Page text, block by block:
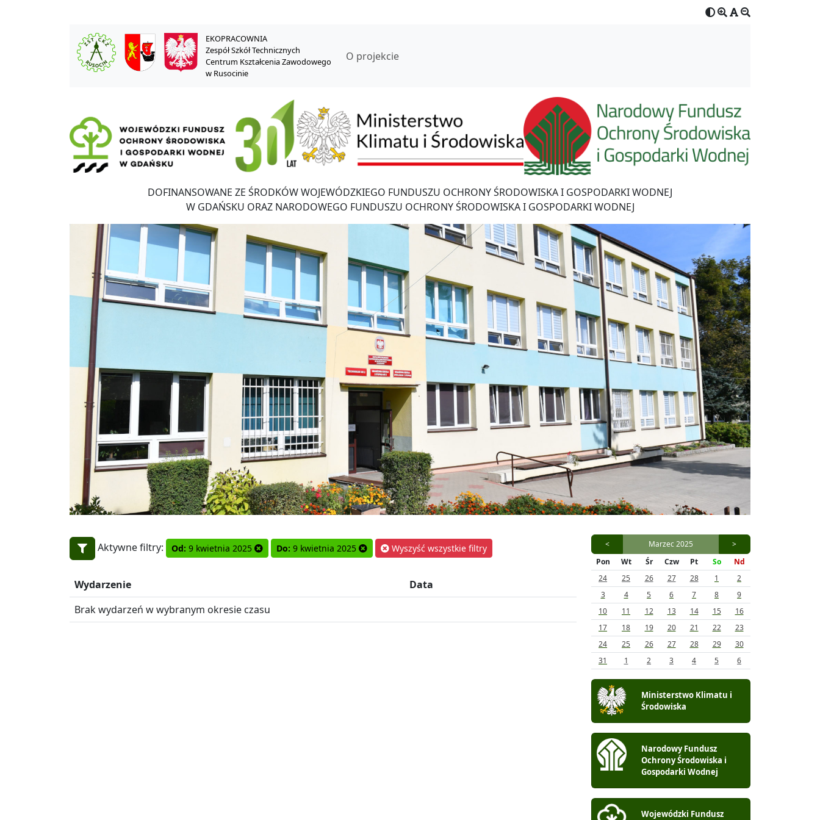
EKOPRACOWNIA
Zespół Szkół Technicznych
Centrum Kształcenia Zawodowego
w Rusocinie
O projekcie
DOFINANSOWANE ZE ŚRODKÓW WOJEWÓDZKIEGO FUNDUSZU OCHRONY ŚRODOWISKA I GOSPODARKI WODNEJ
W GDAŃSKU ORAZ NARODOWEGO FUNDUSZU OCHRONY ŚRODOWISKA I GOSPODARKI WODNEJ
Aktywne filtry: Od: 9 kwietnia 2025 Do: 9 kwietnia 2025 Wyszyść wszystkie filtry
Wydarzenie
Data
Brak wydarzeń w wybranym okresie czasu
< Marzec 2025
>
Pon
Wt Śr Czw Pt So
Nd
24
25 26 27 28 1
2
3
4 5 6 7 8
9
10
11 12 13 14 15
16
17
18 19 20 21 22
23
24
25 26 27 28 29
30
31
1 2 3 4 5 6
Ministerstwo Klimatu i
Środowiska
Narodowy Fundusz
Ochrony Środowiska i
Gospodarki Wodnej
Wojewódzki Fundusz